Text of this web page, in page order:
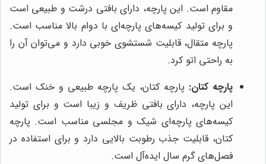
مقاوم است. این پارچه، دارای بافتی درشت و طبیعی است
و برای تولید کیسه‌های پارچه‌ای با دوام بالا مناسب است.
پارچه متقال، قابلیت شستشوی خوبی دارد و می‌توان آن را
به راحتی اتو کرد.
پارچه کتان: پارچه کتان، یک پارچه طبیعی و خنک است.
این پارچه، دارای بافتی ظریف و زیبا است و برای تولید
کیسه‌های پارچه‌ای شیک و مجلسی مناسب است. پارچه
کتان، قابلیت جذب رطوبت بالایی دارد و برای استفاده در
فصل‌های گرم سال ایده‌آل است.